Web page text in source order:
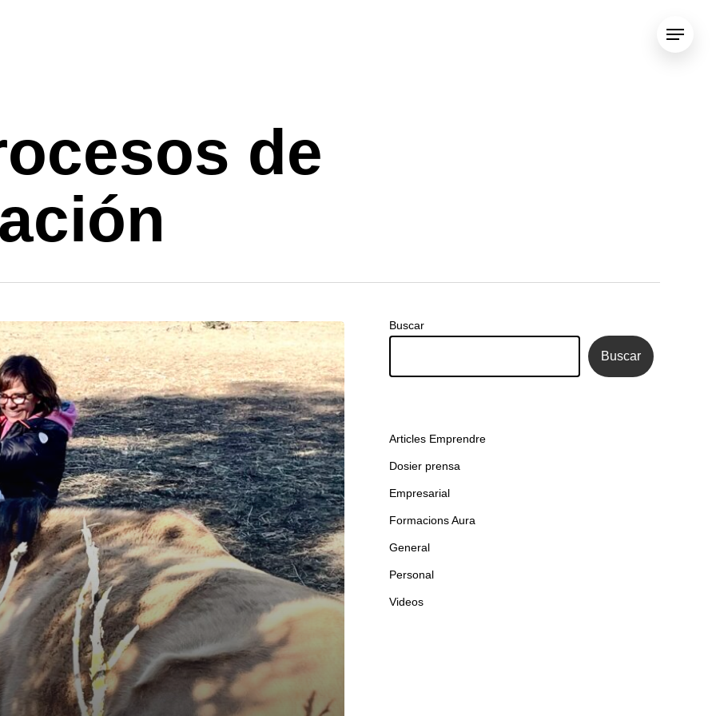
Menu
de
Buscar
Buscar
Articles Emprendre
Dosier prensa
Empresarial
Formacions Aura
General
Personal
Videos